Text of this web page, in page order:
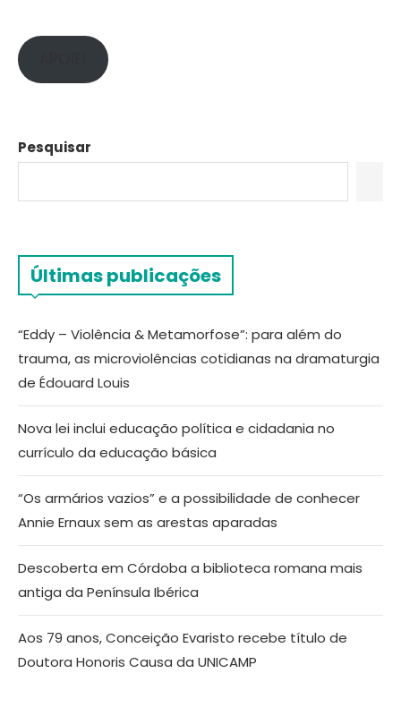
Pesquisar
Últimas publicações
“Eddy – Violência & Metamorfose”: para além do
trauma, as microviolências cotidianas na dramaturgia
de Édouard Louis
Nova lei inclui educação política e cidadania no
currículo da educação básica
“Os armários vazios” e a possibilidade de conhecer
Annie Ernaux sem as arestas aparadas
Descoberta em Córdoba a biblioteca romana mais
antiga da Península Ibérica
Aos 79 anos, Conceição Evaristo recebe título de
Doutora Honoris Causa da UNICAMP